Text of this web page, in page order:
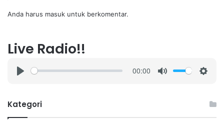
Anda harus masuk untuk berkomentar.
Live Radio!!
a
00:00
Kategori